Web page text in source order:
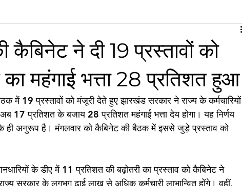
ने दी 19 प्रस्तावों को
का महंगाई भत्ता 28 प्रतिशत हुआ
में 19 प्रस्तावों को मंजूरी देते हुए झारखंड सरकार ने राज्य के कर्मचारियों
अब 17 प्रतिशत के बजाय 28 प्रतिशत महंगाई भत्ता देय होगा। यह निर्णय
अनुरूप है। मंगलवार को कैबिनेट की बैठक में इससे जुड़े प्रस्ताव को
के डीए में 11 प्रतिशत की बढ़ोतरी का प्रस्ताव को कैबिनेट ने
सरकार के लगभग ढाई लाख से अधिक कर्मचारी लाभान्वित होंगे। वहीं,